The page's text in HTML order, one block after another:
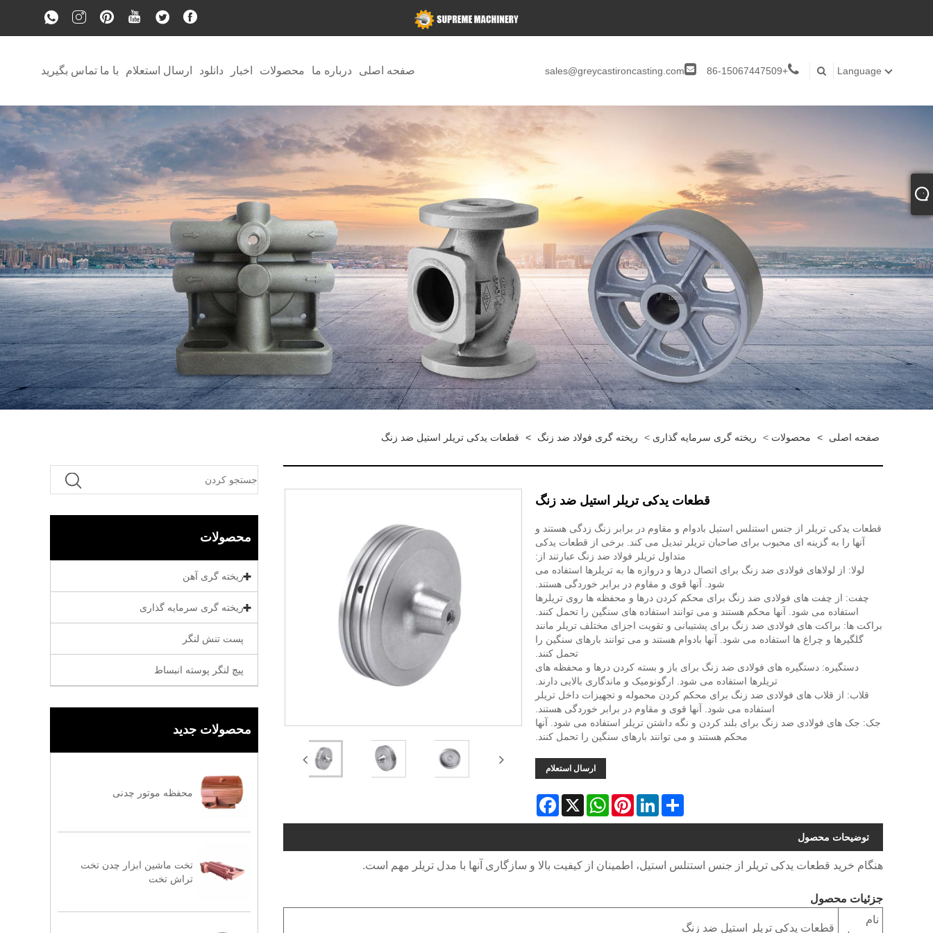
صفحه اصلی درباره ما محصولات اخبار دانلود ارسال استعلام با ما تماس بگیرید sales@greycastironcasting.com +86-15067447509 Language
صفحه اصلی > محصولات > ریخته گری سرمایه گذاری > ریخته گری فولاد ضد زنگ > قطعات یدکی تریلر استیل ضد زنگ
محصولات
ریخته گری آهن
ریخته گری سرمایه گذاری
پست تنش لنگر
پیچ لنگر پوسته انبساط
محصولات جدید
محفظه موتور چدنی
تخت ماشین ابزار چدن تخت
تراش تخت
قطعات یدکی تریلر استیل ضد زنگ
قطعات یدکی تریلر از جنس استنلس استیل بادوام و مقاوم در برابر زنگ زدگی هستند و
آنها را به گزینه ای محبوب برای صاحبان تریلر تبدیل می کند. برخی از قطعات یدکی
متداول تریلر فولاد ضد زنگ عبارتند از:
لولا: از لولاهای فولادی ضد زنگ برای اتصال درها و دروازه ها به تریلرها استفاده می
شود. آنها قوی و مقاوم در برابر خوردگی هستند.
چفت: از چفت های فولادی ضد زنگ برای محکم کردن درها و محفظه ها روی تریلرها
استفاده می شود. آنها محکم هستند و می توانند استفاده های سنگین را تحمل کنند.
براکت ها: براکت های فولادی ضد زنگ برای پشتیبانی و تقویت اجزای مختلف تریلر مانند
گلگیرها و چراغ ها استفاده می شود. آنها بادوام هستند و می توانند بارهای سنگین را
تحمل کنند.
دستگیره: دستگیره های فولادی ضد زنگ برای باز و بسته کردن درها و محفظه های
تریلرها استفاده می شود. ارگونومیک و ماندگاری بالایی دارند.
قلاب: از قلاب های فولادی ضد زنگ برای محکم کردن محموله و تجهیزات داخل تریلر
استفاده می شود. آنها قوی و مقاوم در برابر خوردگی هستند.
جک: جک های فولادی ضد زنگ برای بلند کردن و نگه داشتن تریلر استفاده می شود. آنها
محکم هستند و می توانند بارهای سنگین را تحمل کنند.
ارسال استعلام
Facebook X
WhatsAppPinterestLinkedInShare
توضیحات محصول
هنگام خرید قطعات یدکی تریلر از جنس استنلس استیل، اطمینان از کیفیت بالا و سازگاری آنها با مدل تریلر مهم است.
جزئیات محصول
نام
قطعات یدکی تریلر استیل ضد زنگ